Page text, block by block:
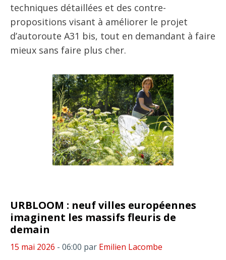
techniques détaillées et des contre-
propositions visant à améliorer le projet
d’autoroute A31 bis, tout en demandant à faire
mieux sans faire plus cher.
URBLOOM : neuf villes européennes
imaginent les massifs fleuris de
demain
15 mai 2026 - 06:00 par Emilien Lacombe